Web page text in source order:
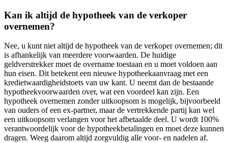
Kan ik altijd de hypotheek van de verkoper
overnemen?
Nee, u kunt niet altijd de hypotheek van de verkoper overnemen; dit
is afhankelijk van meerdere voorwaarden. De huidige
geldverstrekker moet de overname toestaan en u moet voldoen aan
hun eisen. Dit betekent een nieuwe hypotheekaanvraag met een
kredietwaardigheidstoets van uw kant. U neemt dan de bestaande
hypotheekvoorwaarden over, wat een voordeel kan zijn. Een
hypotheek overnemen zonder uitkoopsom is mogelijk, bijvoorbeeld
van ouders of een ex-partner, maar de vertrekkende partij kan wel
een uitkoopsom verlangen voor het afbetaalde deel. U wordt 100%
verantwoordelijk voor de hypotheekbetalingen en moet deze kunnen
dragen. Weeg daarom altijd zorgvuldig alle voor- en nadelen af.